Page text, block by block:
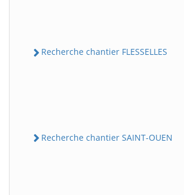
Recherche chantier FLESSELLES
Recherche chantier SAINT-OUEN